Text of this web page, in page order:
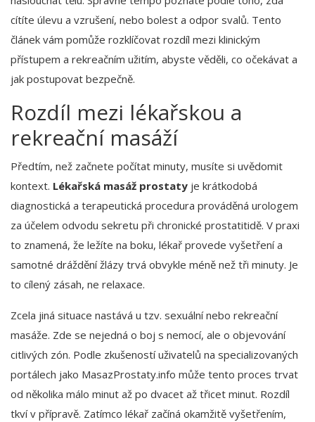
cítíte úlevu a vzrušení, nebo bolest a odpor svalů. Tento
článek vám pomůže rozklíčovat rozdíl mezi klinickým
přístupem a rekreačním užitím, abyste věděli, co očekávat a
jak postupovat bezpečně.
Rozdíl mezi lékařskou a
rekreační masáží
Předtím, než začnete počítat minuty, musíte si uvědomit
kontext. Lékařská masáž prostaty je krátkodobá
diagnostická a terapeutická procedura prováděná urologem
za účelem odvodu sekretu při chronické prostatitidě. V praxi
to znamená, že ležíte na boku, lékař provede vyšetření a
samotné dráždění žlázy trvá obvykle méně než tři minuty. Je
to cílený zásah, ne relaxace.
Zcela jiná situace nastává u tzv. sexuální nebo rekreační
masáže. Zde se nejedná o boj s nemocí, ale o objevování
citlivých zón. Podle zkušeností uživatelů na specializovaných
portálech jako MasazProstaty.info může tento proces trvat
od několika málo minut až po dvacet až třicet minut. Rozdíl
tkví v přípravě. Zatímco lékař začíná okamžitě vyšetřením,